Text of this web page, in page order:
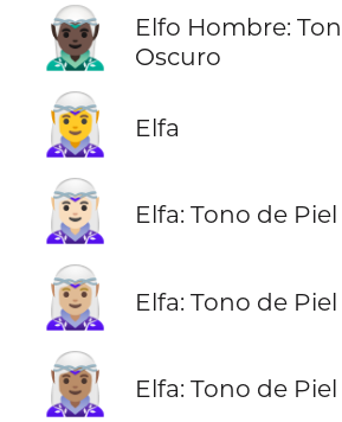
🧝🏿‍♂️
Elfo Hombre:
Oscuro
🧝‍♀️ Elfa
🧝🏻‍♀️ Elfa: Tono de
🧝🏼‍♀️ Elfa: Tono de
🧝🏽‍♀️ Elfa: Tono de